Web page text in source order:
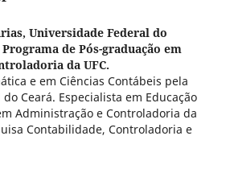
Universidade Federal do
de Pós-graduação em
da UFC.
e em Ciências Contábeis pela
Ceará. Especialista em Educação
Administração e Controladoria da
Contabilidade, Controladoria e